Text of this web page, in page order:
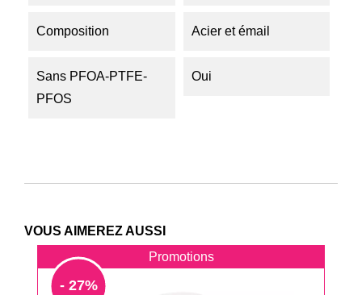
Composition Acier et émail
Sans PFOA-PTFE-
PFOS
Oui
VOUS AIMEREZ AUSSI
Promotions
- 27%